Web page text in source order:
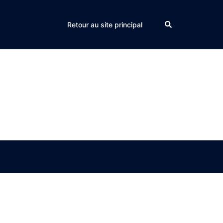
Retour au site principal Search